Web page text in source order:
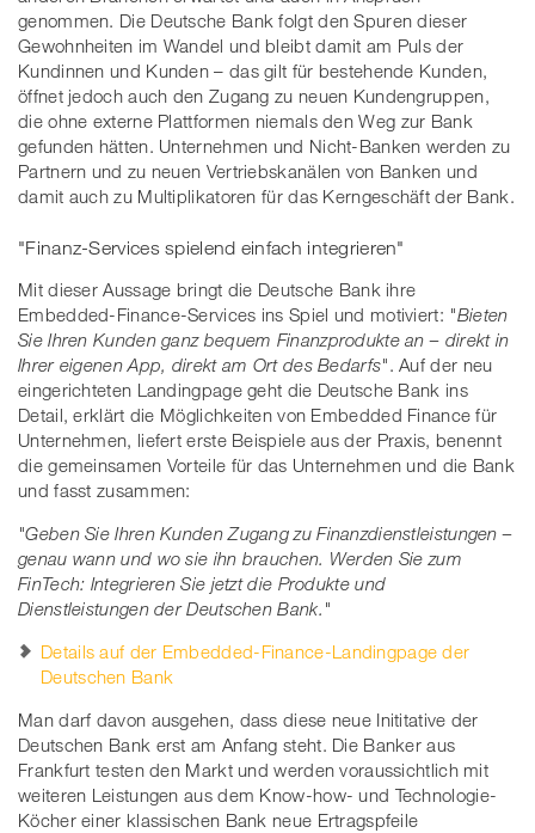
genommen. Die Deutsche Bank folgt den Spuren dieser
Gewohnheiten im Wandel und bleibt damit am Puls der
Kundinnen und Kunden – das gilt für bestehende Kunden,
öffnet jedoch auch den Zugang zu neuen Kundengruppen,
die ohne externe Plattformen niemals den Weg zur Bank
gefunden hätten. Unternehmen und Nicht-Banken werden zu
Partnern und zu neuen Vertriebskanälen von Banken und
damit auch zu Multiplikatoren für das Kerngeschäft der Bank.
"Finanz-Services spielend einfach integrieren"
Mit dieser Aussage bringt die Deutsche Bank ihre
Embedded-Finance-Services ins Spiel und motiviert: "Bieten
Sie Ihren Kunden ganz bequem Finanzprodukte an – direkt in
Ihrer eigenen App, direkt am Ort des Bedarfs". Auf der neu
eingerichteten Landingpage geht die Deutsche Bank ins
Detail, erklärt die Möglichkeiten von Embedded Finance für
Unternehmen, liefert erste Beispiele aus der Praxis, benennt
die gemeinsamen Vorteile für das Unternehmen und die Bank
und fasst zusammen:
"Geben Sie Ihren Kunden Zugang zu Finanzdienstleistungen –
genau wann und wo sie ihn brauchen. Werden Sie zum
FinTech: Integrieren Sie jetzt die Produkte und
Dienstleistungen der Deutschen Bank."
Details auf der Embedded-Finance-Landingpage der
Deutschen Bank
Man darf davon ausgehen, dass diese neue Inititative der
Deutschen Bank erst am Anfang steht. Die Banker aus
Frankfurt testen den Markt und werden voraussichtlich mit
weiteren Leistungen aus dem Know-how- und Technologie-
Köcher einer klassischen Bank neue Ertragspfeile